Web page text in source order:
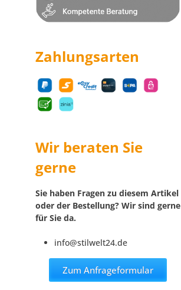
Zahlungsarten
Wir beraten Sie
gerne
Sie haben Fragen zu diesem Artikel
oder der Bestellung? Wir sind gerne
für Sie da.
info@stilwelt24.de
Zum Anfrageformular